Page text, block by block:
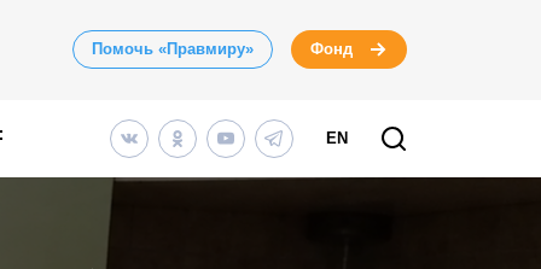
Помочь «Правмиру» Фонд
EN